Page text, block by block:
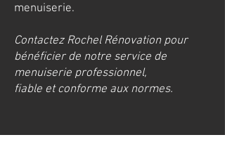
menuiserie.
Contactez Rochel Rénovation pour
bénéficier de notre service de
menuiserie professionnel,
fiable et conforme aux normes.